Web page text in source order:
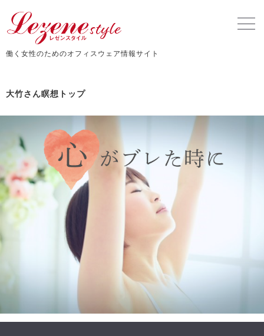
働く女性のためのオフィスウェア情報サイト
大竹さん瞑想トップ